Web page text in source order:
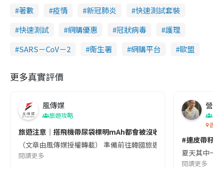
著數 疫情 新冠肺炎
快速測試套裝
快速測試
網購優惠 冠狀病毒
護理
SARS－CoV－2
衞生署 網購平台 歐盟
更多真實評價
風傳媒
旅遊攻略
旅遊注意｜搭飛機帶尿袋標明mAh都會被沒收😱出發前切記檢查
（文章由風傳媒授權轉載） 準備前往韓國旅遊的民眾，近期要
閱讀更多
營養
香港
#連皮帶籽
夏天其中一
閱讀更多